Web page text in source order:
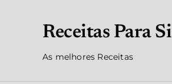
Receitas Para Si
As melhores Receitas